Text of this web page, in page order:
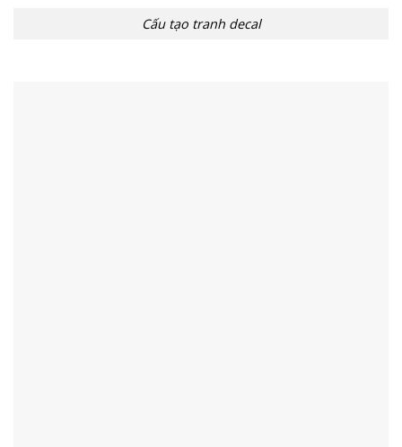
Cấu tạo tranh decal